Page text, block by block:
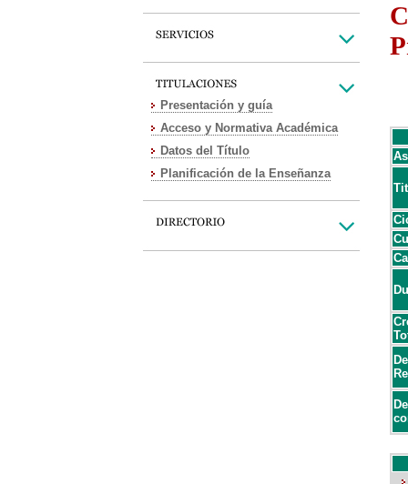
Presentación y guía
Acceso y Normativa Académica
Datos del Título
Planificación de la Enseñanza